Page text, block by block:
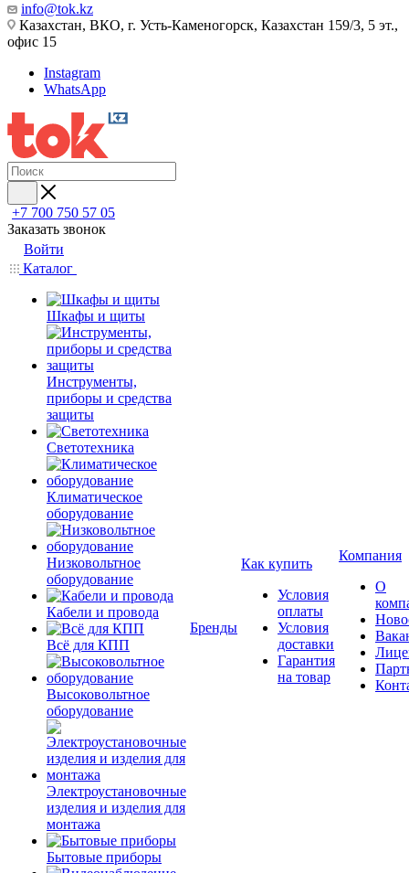
info@tok.kz
Казахстан, ВКО, г. Усть-Каменогорск, Казахстан 159/3, 5 эт.,
офис 15
Instagram
WhatsApp
+7 700 750 57 05
Заказать звонок
Войти
Каталог
Шкафы и щиты
Инструменты,
приборы и средства
защиты
Светотехника
Климатическое
оборудование
Низковольтное
оборудование
Кабели и провода
Всё для КПП
Высоковольтное
оборудование
Электроустановочные
изделия и изделия для
монтажа
Бытовые приборы
Бренды
Как купить
Условия
оплаты
Условия
доставки
Гарантия
на товар
Компания
О